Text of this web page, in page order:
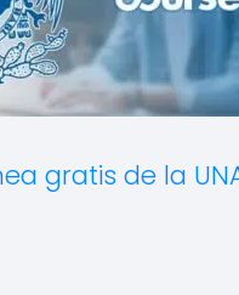
gratis de la